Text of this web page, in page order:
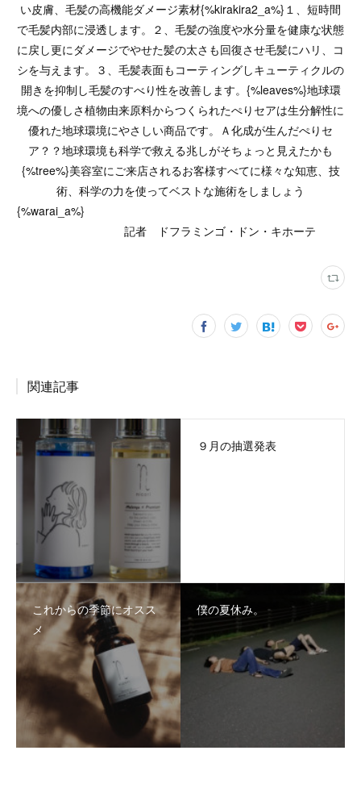
い皮膚、毛髪の高機能ダメージ素材{%kirakira2_a%}１、短時間
で毛髪内部に浸透します。２、毛髪の強度や水分量を健康な状態
に戻し更にダメージでやせた髪の太さも回復させ毛髪にハリ、コ
シを与えます。３、毛髪表面もコーティングしキューティクルの
開きを抑制し毛髪のすべり性を改善します。{%leaves%}地球環
境への優しさ植物由来原料からつくられたぺりセアは生分解性に
優れた地球環境にやさしい商品です。Ａ化成が生んだぺりセ
ア？？地球環境も科学で救える兆しがそちょっと見えたかも
{%tree%}美容室にご来店されるお客様すべてに様々な知恵、技
術、科学の力を使ってベストな施術をしましょう
{%warai_a%}
記者 ドフラミンゴ・ドン・キホーテ
関連記事
９月の抽選発表
これからの季節にオスス
メ
僕の夏休み。